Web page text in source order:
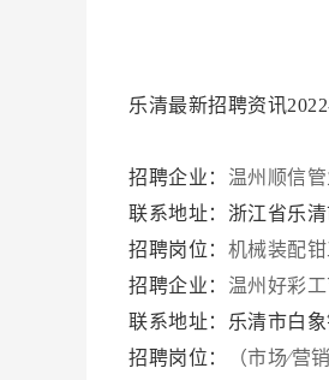
乐清最新招聘资讯
招聘企业： 温州顺信
联系地址：浙江省乐
招聘岗位： 机械装配
招聘企业： 温州好彩
联系地址：乐清市白
招聘岗位：
（市场∕营